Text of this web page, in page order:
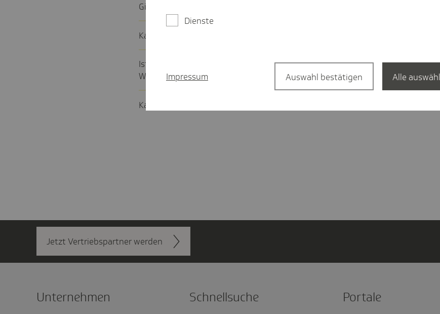
Gibt es eine Höchst­vor­lauf­zeit für Mitglied­schafts­an­träge?
Kann man während einer laufenden Behand­lung die Kran­ken­kasse wech­seln?
Ist für Frauen im Mutter­schutz oder Personen während der Eltern­zeit auch ein
Wechsel der Kran­ken­kasse möglich?
Kann ein 55-Jähriger noch in die GKV wech­seln?
Jetzt Vertriebs­partner werden
Unter­nehmen Schnell­suche Portale
Dienste
Impressum Auswahl bestätigen Alle